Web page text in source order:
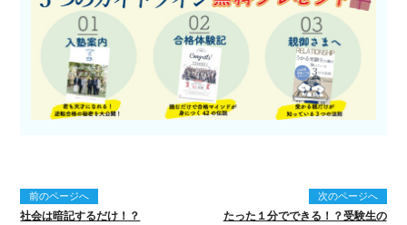
前のページへ
社会は暗記するだけ！？
次のページへ
たった１分でできる！？受験生の